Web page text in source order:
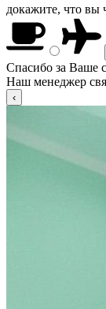
докажите, что вы
Спасибо за Ваше
Наш менеджер